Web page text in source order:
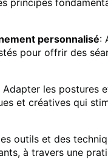
principes
personnalisé:
pour offrir des
Adapter les postures
et créatives qui
outils et des
à travers une